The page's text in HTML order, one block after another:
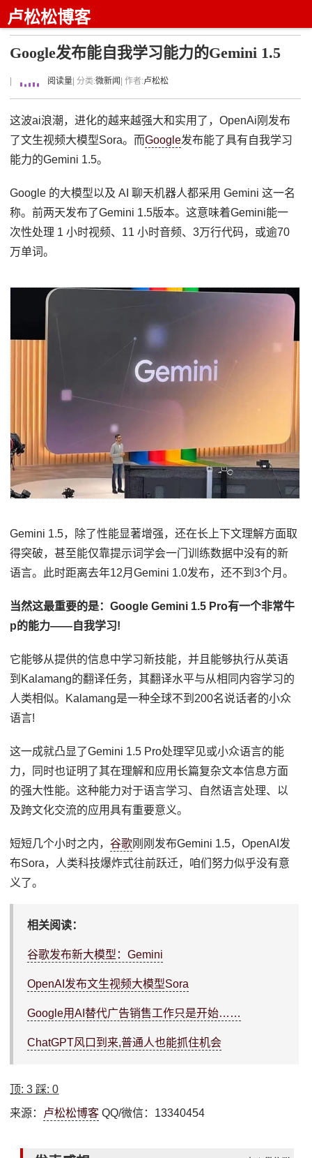
卢松松博客
Google发布能自我学习能力的Gemini 1.5
阅读量 | 分类:微新闻 | 作者:卢松松
这波ai浪潮，进化的越来越强大和实用了，OpenAi刚发布
了文生视频大模型Sora。而Google发布能了具有自我学习
能力的Gemini 1.5。
Google 的大模型以及 AI 聊天机器人都采用 Gemini 这一名
称。前两天发布了Gemini 1.5版本。这意味着Gemini能一
次性处理 1 小时视频、11 小时音频、3万行代码，或逾70
万单词。
Gemini 1.5，除了性能显著增强，还在长上下文理解方面取
得突破，甚至能仅靠提示词学会一门训练数据中没有的新
语言。此时距离去年12月Gemini 1.0发布，还不到3个月。
当然这最重要的是：Google Gemini 1.5 Pro有一个非常牛
p的能力——自我学习!
它能够从提供的信息中学习新技能，并且能够执行从英语
到Kalamang的翻译任务，其翻译水平与从相同内容学习的
人类相似。Kalamang是一种全球不到200名说话者的小众
语言!
这一成就凸显了Gemini 1.5 Pro处理罕见或小众语言的能
力，同时也证明了其在理解和应用长篇复杂文本信息方面
的强大性能。这种能力对于语言学习、自然语言处理、以
及跨文化交流的应用具有重要意义。
短短几个小时之内，谷歌刚刚发布Gemini 1.5，OpenAI发
布Sora，人类科技爆炸式往前跃迁，咱们努力似乎没有意
义了。
相关阅读：
谷歌发布新大模型：Gemini
OpenAI发布文生视频大模型Sora
Google用AI替代广告销售工作只是开始……
ChatGPT风口到来,普通人也能抓住机会
顶:3 踩:0
来源： 卢松松博客 QQ/微信：13340454